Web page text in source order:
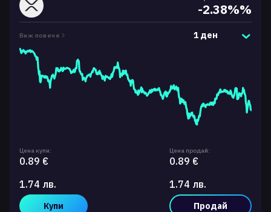
-2.38%%
Виж повече 1 ден
Цена купи:
0.89 €
1.74 лв.
Купи
Цена продай:
0.89 €
1.74 лв.
Продай